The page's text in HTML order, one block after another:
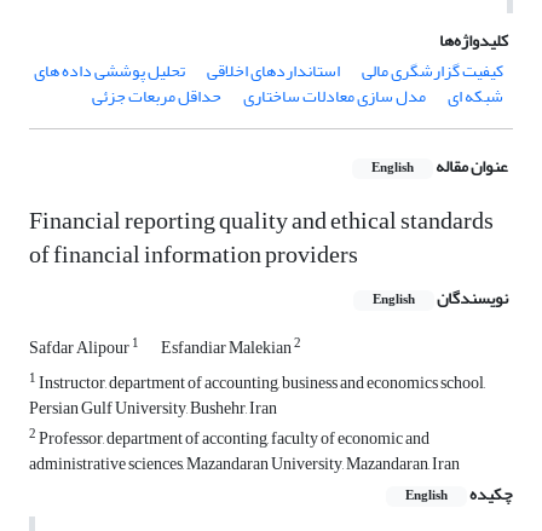
کلیدواژه‌ها
کیفیت گزارشگری مالی
استانداردهای اخلاقی تحلیل پوششی داده های
شبکه ای مدل سازی معادلات ساختاری حداقل مربعات جزئی
عنوان مقاله English
Financial reporting quality and ethical standards
of financial information providers
نویسندگان English
Safdar Alipour1 Esfandiar Malekian2
1Instructor, department of accounting, business and economics school,
Persian Gulf University, Bushehr, Iran
2Professor, department of acconting, faculty of economic and
administrative sciences, Mazandaran University, Mazandaran, Iran
چکیده
English